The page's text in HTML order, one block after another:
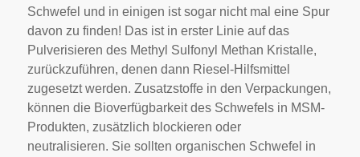
Schwefel und in einigen ist sogar nicht mal eine Spur
davon zu finden! Das ist in erster Linie auf das
Pulverisieren des Methyl Sulfonyl Methan Kristalle,
zurückzuführen, denen dann Riesel-Hilfsmittel
zugesetzt werden. Zusatzstoffe in den Verpackungen,
können die Bioverfügbarkeit des Schwefels in MSM-
Produkten, zusätzlich blockieren oder
neutralisieren. Sie sollten organischen Schwefel in